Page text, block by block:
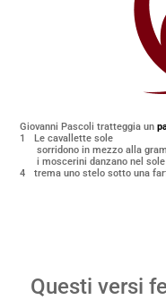
Giovanni Pascoli tratteggia un
1
Le cavallette sole
sorridono in mezzo alla
i moscerini danzano nel sole
4
trema uno stelo sotto una
Questi versi